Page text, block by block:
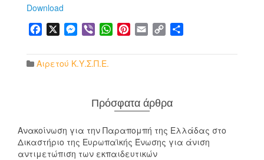
Download
Facebook Messenger
Viber WhatsApp
Pinterest
Email Copy
Αιρετού Κ.Υ.Σ.Π.Ε.
Πρόσφατα άρθρα
Ανακοίνωση για την Παραπομπή της Ελλάδας στο
Δικαστήριο της Ευρωπαϊκής Ένωσης για άνιση
αντιμετώπιση των εκπαιδευτικών